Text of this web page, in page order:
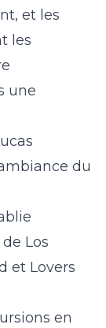
et les
les
une
du
Los
et Lovers
en